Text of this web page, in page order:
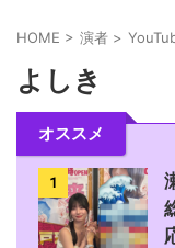
ふきんしん
お婆ちゃ
HOME > 演者 >
よしき
オススメ
1